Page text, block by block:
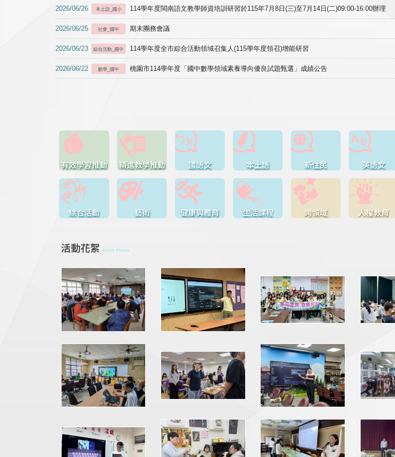
2026/06/26 本土語_國小 114學年度閩南語文教學師資培訓研習於115年7月8日(三)至7月14日(二)09:00-16:00辦理
2026/06/25 社會_國中 期末團務會議
2026/06/23 綜合活動_國中 114學年度全市綜合活動領域召集人(115學年度領召)增能研習
2026/06/22 數學_國中 桃園市114學年度「國中數學領域素養導向優良試題甄選」成績公告
有效學習推動 精進教學推動 國語文 本土語 新住民 英語文
綜合活動 藝術 健康與體育 生活課程 跨領域 人權教育
活動花絮 Event Photos